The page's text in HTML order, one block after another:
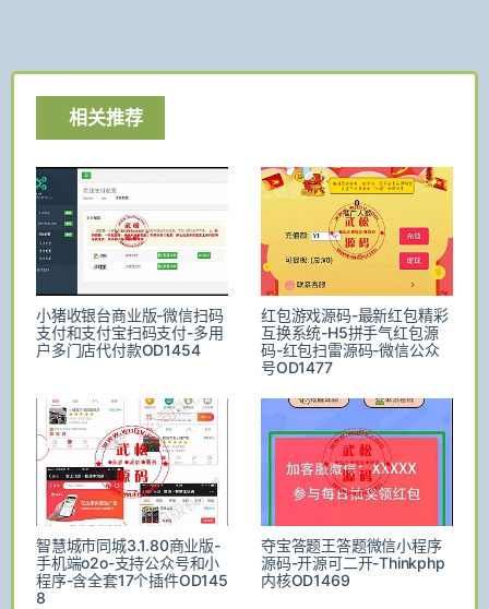
相关推荐
小猪收银台商业版-微信扫码
支付和支付宝扫码支付-多用
户多门店代付款OD1454
红包游戏源码-最新红包精彩
互换系统-H5拼手气红包源
码-红包扫雷源码-微信公众
号OD1477
智慧城市同城3.1.80商业版-
手机端o2o-支持公众号和小
程序-含全套17个插件OD145
8
夺宝答题王答题微信小程序
源码-开源可二开-Thinkphp
内核OD1469